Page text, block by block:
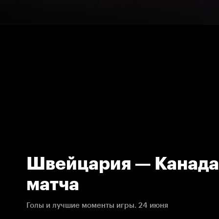
Швейцария — Канада.
матча
Голы и лучшие моменты игры. 24 июня